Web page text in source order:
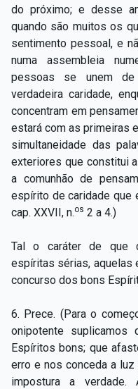
do próximo; e desse
quando são muitos os
sentimento pessoal, e
numa assembleia
pessoas se unem
verdadeira caridade,
concentram em
estará com as primeiras
simultaneidade das
exteriores que constitui
a comunhão de
espírito de caridade que
cap. XXVII, n.os 2 a 4.)
Tal o caráter de que
espíritas sérias, aquelas
concurso dos bons
6. Prece. (Para o
onipotente suplicamos
Espíritos bons; que
erro e nos conceda a
impostura a verdade.